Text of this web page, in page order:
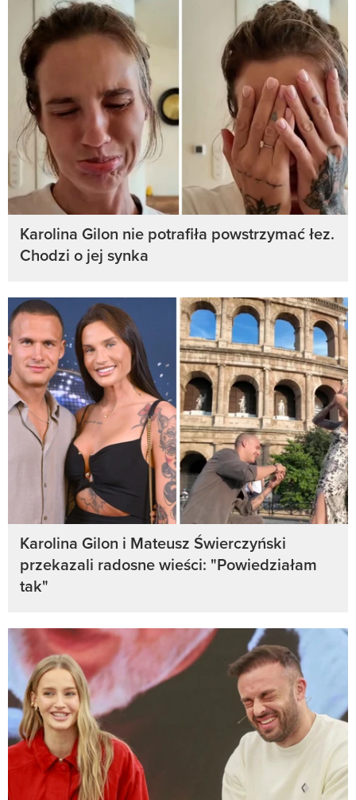
Karolina Gilon nie potrafiła powstrzymać łez.
Chodzi o jej synka
Karolina Gilon i Mateusz Świerczyński
przekazali radosne wieści: "Powiedziałam
tak"